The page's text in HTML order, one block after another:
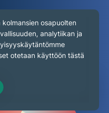
rahat takaisin -takuun.